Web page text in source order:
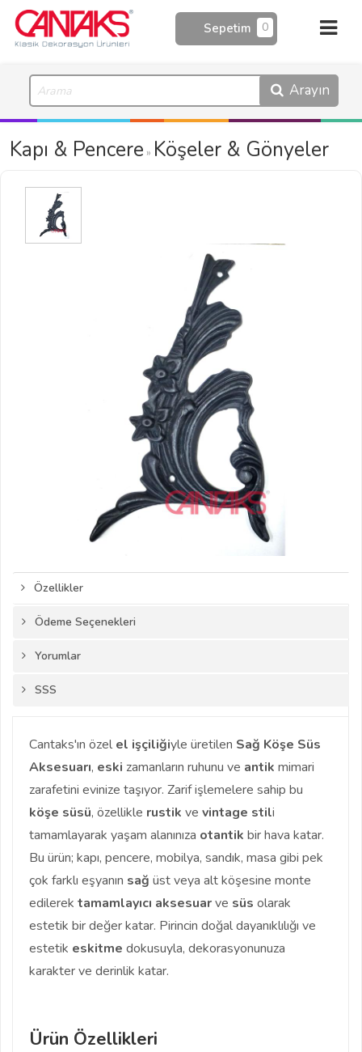
0
Sepetim
Arayın
Kapı & Pencere » Köşeler & Gönyeler
Özellikler
Ödeme Seçenekleri
Yorumlar
SSS
Cantaks'ın özel el işçiliğiyle üretilen Sağ Köşe Süs
Aksesuarı, eski zamanların ruhunu ve antik mimari
zarafetini evinize taşıyor. Zarif işlemelere sahip bu
köşe süsü, özellikle rustik ve vintage stili
tamamlayarak yaşam alanınıza otantik bir hava katar.
Bu ürün; kapı, pencere, mobilya, sandık, masa gibi pek
çok farklı eşyanın sağ üst veya alt köşesine monte
edilerek tamamlayıcı aksesuarve süs olarak
estetik bir değer katar. Pirincin doğal dayanıklılığı ve
estetik eskitme dokusuyla, dekorasyonunuza
karakter ve derinlik katar.
Ürün Özellikleri